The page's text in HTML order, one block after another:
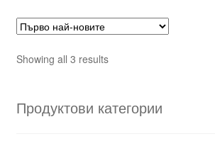
Showing all 3 resultsSorted
Продуктови категории